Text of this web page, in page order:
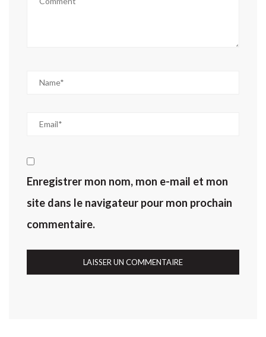
Enregistrer mon nom, mon e-mail et mon
site dans le navigateur pour mon prochain
commentaire.